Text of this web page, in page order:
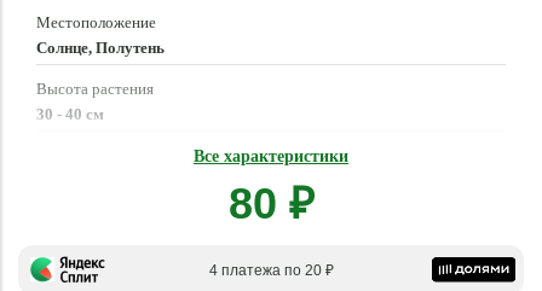
Местоположение
Солнце, Полутень
Высота растения
30 - 40 см
Все характеристики
80 ₽
4 платежа по 20 ₽